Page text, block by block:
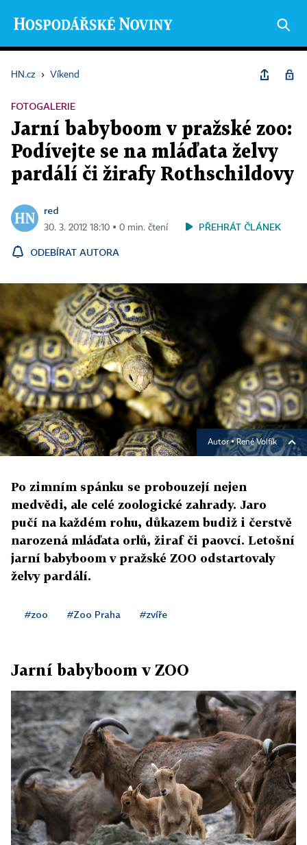
HN.cz › Víkend
FOTOGALERIE
Jarní babyboom v pražské zoo:
Podívejte se na mláďata želvy
pardálí či žirafy Rothschildovy
red
30. 3. 2012 18:10 ▪ 0 min. čtení PŘEHRÁT ČLÁNEK
ODEBÍRAT AUTORA
Autor ▪René Volfík
Po zimním spánku se probouzejí nejen
medvědi, ale celé zoologické zahrady. Jaro
pučí na každém rohu, důkazem budiž i čerstvě
narozená mláďata orlů, žiraf či paovcí. Letošní
jarní babyboom v pražské ZOO odstartovaly
želvy pardálí.
#zoo #Zoo Praha #zvíře
Jarní babyboom v ZOO